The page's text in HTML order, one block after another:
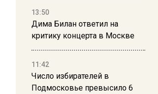
13:50
Дима Билан ответил на
критику концерта в Москве
11:42
Число избирателей в
Подмосковье превысило 6